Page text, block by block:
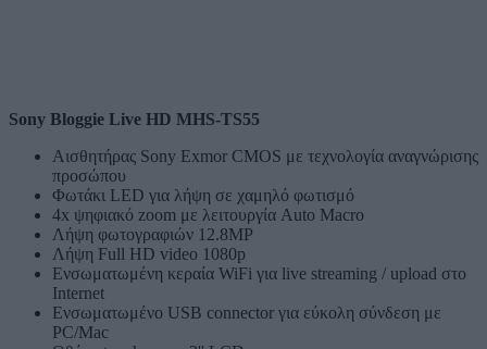
Sony Bloggie Live HD MHS-TS55
Αισθητήρας Sony Exmor CMOS με τεχνολογία αναγνώρισης
προσώπου
Φωτάκι LED για λήψη σε χαμηλό φωτισμό
4x ψηφιακό zoom με λειτουργία Auto Macro
Λήψη φωτογραφιών 12.8MP
Λήψη Full HD video 1080p
Ενσωματωμένη κεραία WiFi για live streaming / upload στο
Internet
Ενσωματωμένο USB connector για εύκολη σύνδεση με
PC/Mac